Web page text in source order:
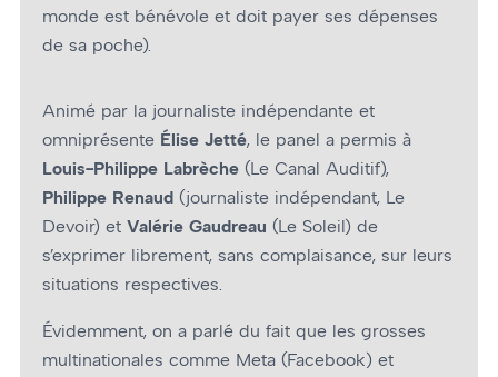
monde est bénévole et doit payer ses dépenses
de sa poche).
Animé par la journaliste indépendante et
omniprésente Élise Jetté, le panel a permis à
Louis-Philippe Labrèche (Le Canal Auditif),
Philippe Renaud (journaliste indépendant, Le
Devoir) et Valérie Gaudreau (Le Soleil) de
s’exprimer librement, sans complaisance, sur leurs
situations respectives.
Évidemment, on a parlé du fait que les grosses
multinationales comme Meta (Facebook) et